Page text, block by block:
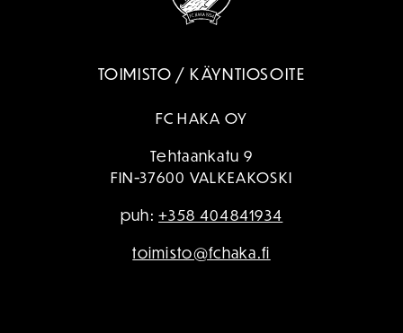
TOIMISTO / KÄYNTIOSOITE
FC HAKA OY
Tehtaankatu 9
FIN-37600 VALKEAKOSKI
puh:+358 404841934
toimisto@fchaka.fi